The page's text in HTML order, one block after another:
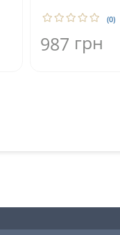
(0)
987 грн